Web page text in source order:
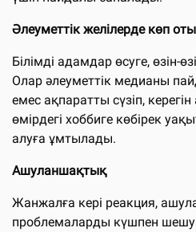
Әлеуметтік желілерде көп
Білімді адамдар өсуге, өзін-
Олар әлеуметтік медианы
емес ақпаратты сүзіп,
өмірдегі хоббиге көбірек
алуға ұмтылады.
Ашуланшақтық
Жанжалға кері реакция,
проблемаларды күшпен